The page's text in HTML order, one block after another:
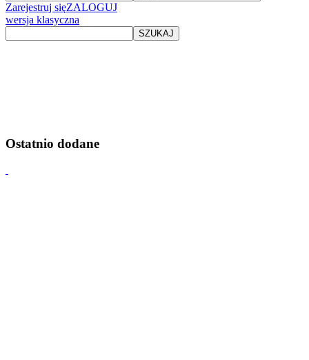
Zarejestruj sięZALOGUJ
wersja klasyczna
Ostatnio dodane